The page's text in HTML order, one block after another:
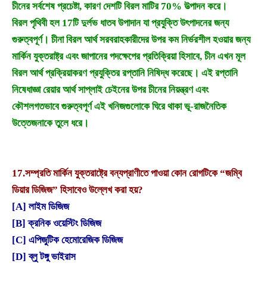
চীনের সর্বশেষ প্রচেষ্টা, কারণ দেশটি বিরল মাটির 70% উত্পাদন করে।
বিরল পৃথিবী হল 17টি দুর্লভ ধাতব উপাদান যা প্রযুক্তি উৎপাদনের জন্য
গুরুত্বপূর্ণ। চীনা বিরল আর্থ সরবরাহকারীদের উপর কম নির্ভরশীল হওয়ার জন্য
মার্কিন যুক্তরাষ্ট্র এবং জাপানের পদক্ষেপের প্রতিক্রিয়া হিসাবে, চীন এখন মূল
বিরল আর্থ প্রক্রিয়াকরণ প্রযুক্তির রপ্তানি নিষিদ্ধ করেছে। এই রপ্তানি
নিষেধাজ্ঞা রেয়ার আর্থ সাপ্লাই চেইনের উপর চীনের নিয়ন্ত্রণ এবং
কৌশলগতভাবে গুরুত্বপূর্ণ এই খনিজগুলোকে ঘিরে থাকা ভূ-রাজনৈতিক
উত্তেজনাকে তুলে ধরে।
17.সম্প্রতি মার্কিন যুক্তরাষ্ট্রে বন্যপ্রাণীতে পাওয়া কোন রোগটিকে “জম্বি
ডিয়ার ডিজিজ” হিসাবেও উল্লেখ করা হয়?
[A] লাইম ডিজিজ
[B] ক্রনিক ওয়েস্টিং ডিজিজ
[C] এপিজুটিক হেমোরেজিক ডিজিজ
[D] ব্লু টঙ্গু ভাইরাস